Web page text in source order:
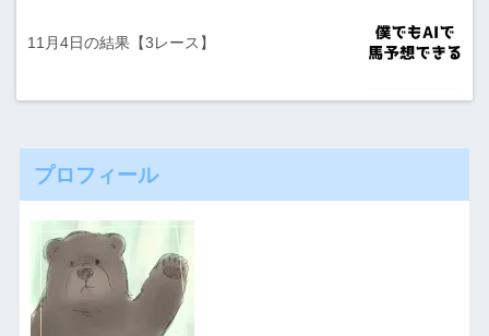
11月4日の結果【3レース】
プロフィール